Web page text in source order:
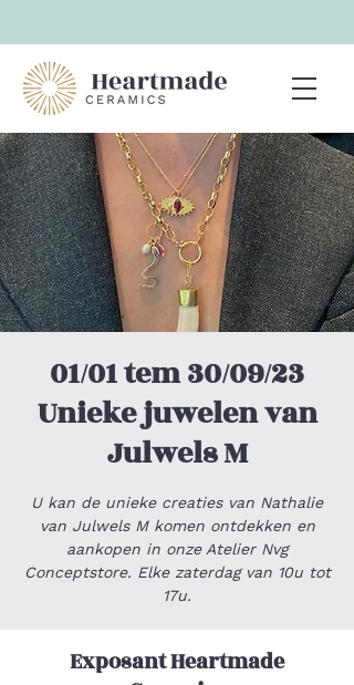
01/01 tem 30/09/23
Unieke juwelen van
Julwels M
U kan de unieke creaties van Nathalie
van Julwels M komen ontdekken en
aankopen in onze Atelier Nvg
Conceptstore. Elke zaterdag van 10u tot
17u.
Exposant Heartmade